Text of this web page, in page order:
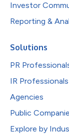
Investor
Reporting &
Solutions
PR
IR Professionals
Agencies
Public
Explore by